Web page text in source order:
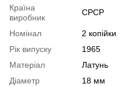
Країна
виробник
СРСР
Номінал
2 копійки
Рік випуску
1965
Матеріал
Латунь
Діаметр
18 мм